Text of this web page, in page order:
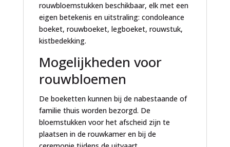
rouwbloemstukken beschikbaar, elk met een
eigen betekenis en uitstraling: condoleance
boeket, rouwboeket, legboeket, rouwstuk,
kistbedekking.
Mogelijkheden voor
rouwbloemen
De boeketten kunnen bij de nabestaande of
familie thuis worden bezorgd. De
bloemstukken voor het afscheid zijn te
plaatsen in de rouwkamer en bij de